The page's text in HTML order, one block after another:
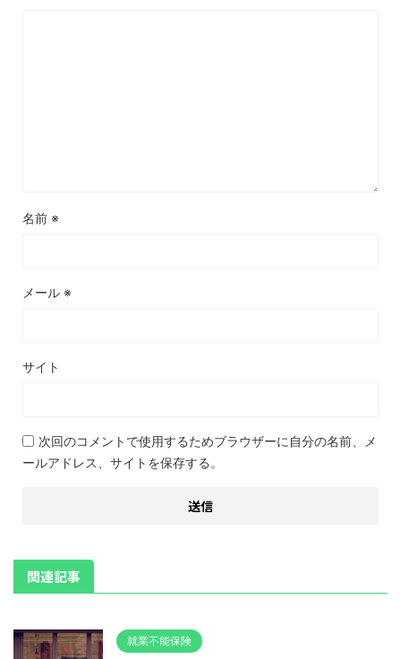
名前 ※
メール ※
サイト
次回のコメントで使用するためブラウザーに自分の名前、メ
ールアドレス、サイトを保存する。
関連記事
就業不能保険